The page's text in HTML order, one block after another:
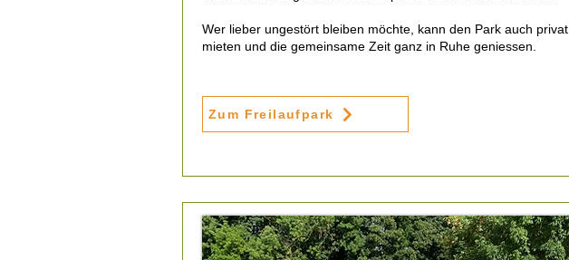
Wer lieber ungestört bleiben möchte, kann den Park auch privat
mieten und die gemeinsame Zeit ganz in Ruhe geniessen.
Zum Freilaufpark